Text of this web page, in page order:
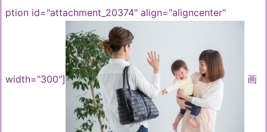
ption id="attachment_20374" align="aligncenter"
width="300"] 画